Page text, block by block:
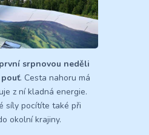
srpnovou neděli
. Cesta nahoru má
z ní kladná energie.
síly pocítíte také při
okolní krajiny.